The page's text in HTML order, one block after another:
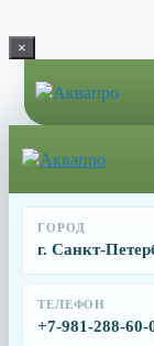
×
содержимому
ГОРОД
г. Санкт-
ТЕЛЕФОН
+7-981-288-60-
бассейнов/ Ячейка
Ячейка
56083₽
Имя